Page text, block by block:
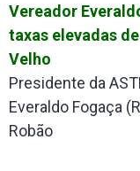
Vereador
taxas elevadas
Velho
Presidente da
Everaldo Fogaça
Robão